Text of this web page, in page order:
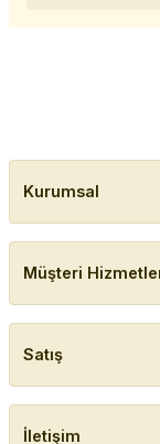
Kurumsal
Müşteri
Satış
İletişim